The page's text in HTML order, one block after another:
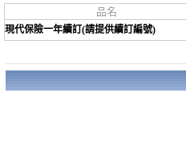
品名
現代保險一年續訂(請提供續訂編號)